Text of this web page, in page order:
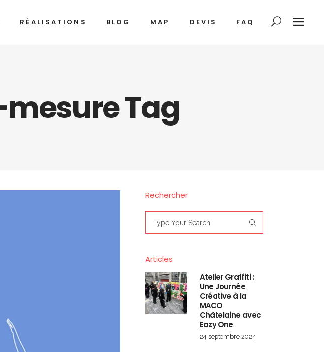
RÉALISATIONS BLOG MAP DEVIS FAQ
Tag
Rechercher
for:
Articles
Atelier Graffiti :
Une Journée
Créative à la
MACO
Châtelaine avec
Eazy One
24 septembre 2024